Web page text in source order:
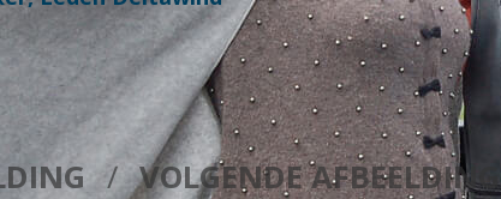
VOLGENDE AFBEELDING